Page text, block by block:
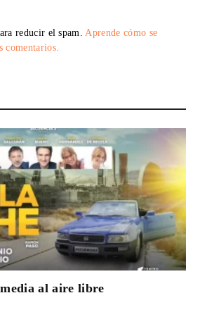
reducir el spam.Aprende cómo se
comentarios.
al aire libre